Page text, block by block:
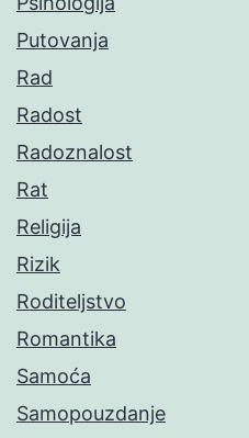
Putovanja
Rad
Radost
Radoznalost
Rat
Religija
Rizik
Roditeljstvo
Romantika
Samoća
Samopouzdanje